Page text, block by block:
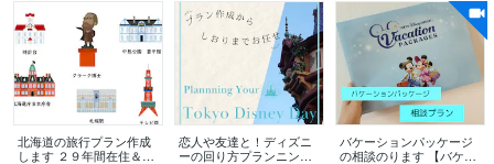
北海道の旅行プラン作成
します ２９年間在住＆道
恋人や友達と！ディズニ
ーの回り方プランニング
バケーションパッケージ
の相談のります 【バケパ